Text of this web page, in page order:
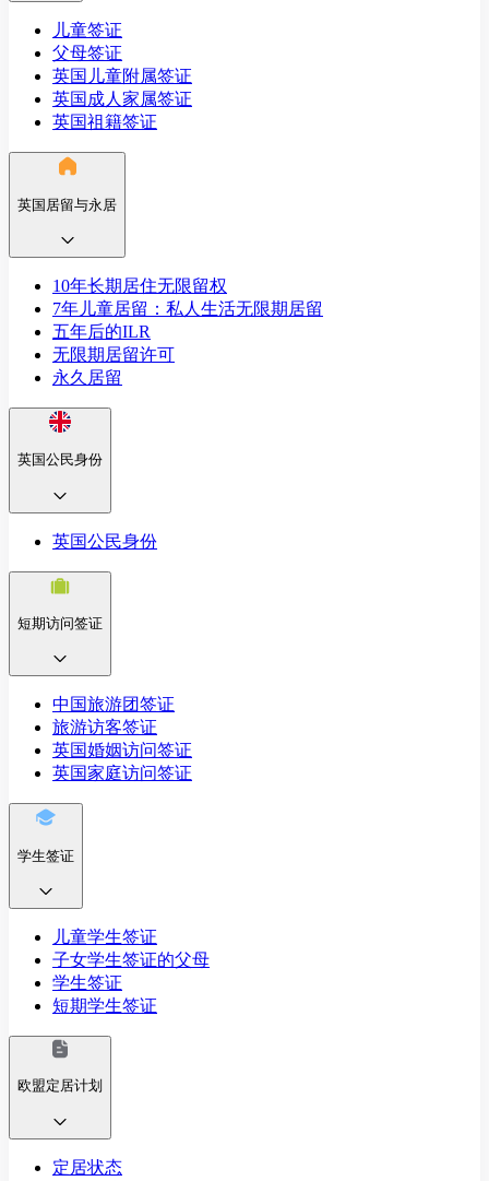
儿童签证
父母签证
英国儿童附属签证
英国成人家属签证
英国祖籍签证
英国居留与永居
10年长期居住无限留权
7年儿童居留：私人生活无限期居留
五年后的ILR
无限期居留许可
永久居留
英国公民身份
英国公民身份
短期访问签证
中国旅游团签证
旅游访客签证
英国婚姻访问签证
英国家庭访问签证
学生签证
儿童学生签证
子女学生签证的父母
学生签证
短期学生签证
欧盟定居计划
定居状态